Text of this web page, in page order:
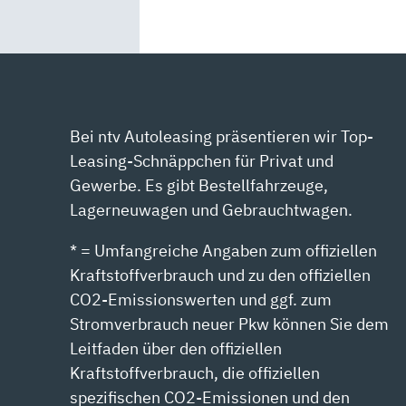
Bei ntv Autoleasing präsentieren wir Top-
Leasing-Schnäppchen für Privat und
Gewerbe. Es gibt Bestellfahrzeuge,
Lagerneuwagen und Gebrauchtwagen.
* = Umfangreiche Angaben zum offiziellen
Kraftstoffverbrauch und zu den offiziellen
CO2-Emissionswerten und ggf. zum
Stromverbrauch neuer Pkw können Sie dem
Leitfaden über den offiziellen
Kraftstoffverbrauch, die offiziellen
spezifischen CO2-Emissionen und den